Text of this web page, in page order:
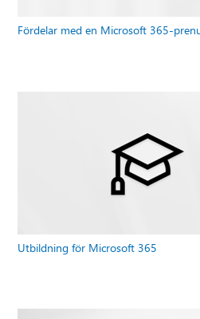
Fördelar med en Microsoft 365-
Utbildning för Microsoft 365